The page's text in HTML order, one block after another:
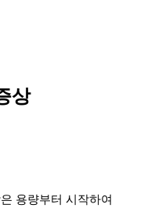
상
용량부터 시작하여